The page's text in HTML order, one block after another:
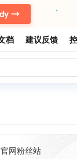
档 建议反馈
网粉丝站